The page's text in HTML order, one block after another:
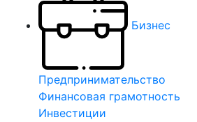
Бизнес
Предпринимательство
Финансовая грамотность
Инвестиции